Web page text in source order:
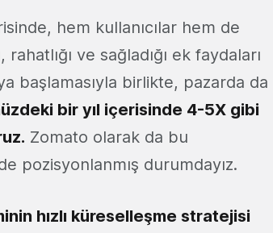
hem kullanıcılar hem de
ve sağladığı ek faydaları
başlamasıyla birlikte, pazarda da
bir yıl içerisinde 4-5X gibi
Zomato olarak da bu
pozisyonlanmış durumdayız.
hızlı küreselleşme stratejisi